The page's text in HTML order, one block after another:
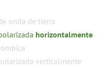
onda de tierra
horizontalmente
verticalmente